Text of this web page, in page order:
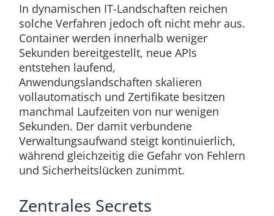
In dynamischen IT-Landschaften reichen
solche Verfahren jedoch oft nicht mehr aus.
Container werden innerhalb weniger
Sekunden bereitgestellt, neue APIs
entstehen laufend,
Anwendungslandschaften skalieren
vollautomatisch und Zertifikate besitzen
manchmal Laufzeiten von nur wenigen
Sekunden. Der damit verbundene
Verwaltungsaufwand steigt kontinuierlich,
während gleichzeitig die Gefahr von Fehlern
und Sicherheitslücken zunimmt.
Zentrales Secrets